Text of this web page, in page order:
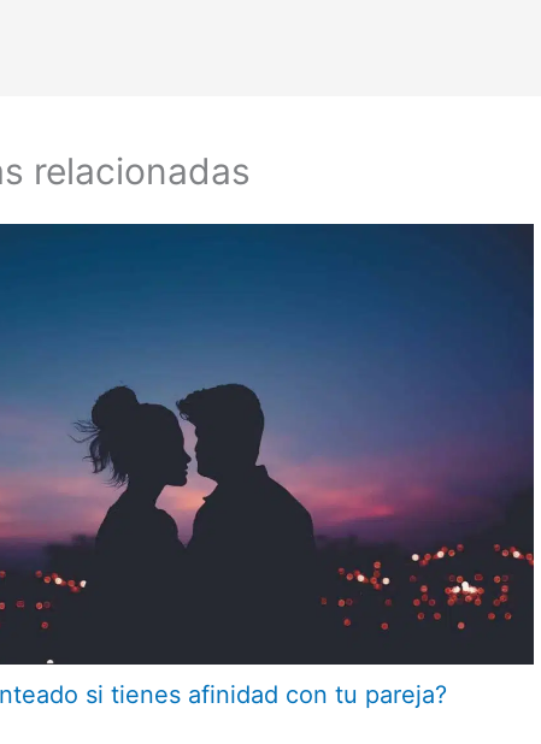
relacionadas
si tienes afinidad con tu pareja?